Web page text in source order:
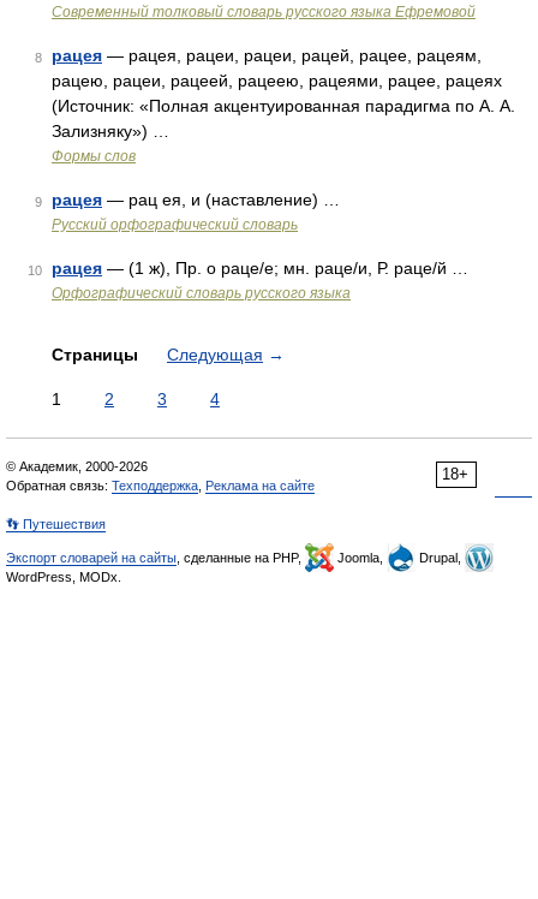
Современный толковый словарь русского языка Ефремовой
8 рацея — рацея, рацеи, рацеи, рацей, рацее, рацеям,
рацею, рацеи, рацеей, рацеею, рацеями, рацее, рацеях
(Источник: «Полная акцентуированная парадигма по А. А.
Зализняку») …
Формы слов
9 рацея — рац ея, и (наставление) …
Русский орфографический словарь
10 рацея — (1 ж), Пр. о раце/е; мн. раце/и, Р. раце/й …
Орфографический словарь русского языка
Страницы Следующая →
1 2 3 4
18+
© Академик, 2000-2026
Обратная связь: Техподдержка Реклама на сайте
👣 Путешествия
Экспорт словарей на сайты , сделанные на PHP, Joomla,
Drupal,
WordPress, MODx.